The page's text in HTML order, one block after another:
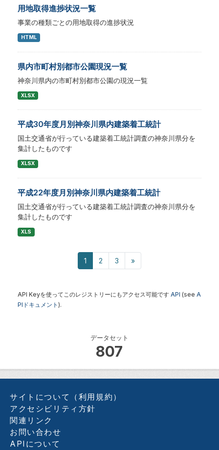
データセット
807
用地取得進捗状況一覧
事業の種類ごとの用地取得の進捗状況
HTML
県内市町村別都市公園現況一覧
神奈川県内の市町村別都市公園の現況一覧
XLSX
平成30年度月別神奈川県内建築着工統計
国土交通省が行っている建築着工統計調査の神奈川県分を
集計したものです
XLSX
平成22年度月別神奈川県内建築着工統計
国土交通省が行っている建築着工統計調査の神奈川県分を
集計したものです
XLS
1 2 3 »
API Keyを使ってこのレジストリーにもアクセス可能です API (see A
PIドキュメント ).
サイトについて（利用規約）
アクセシビリティ方針
関連リンク
お問い合わせ
APIについて